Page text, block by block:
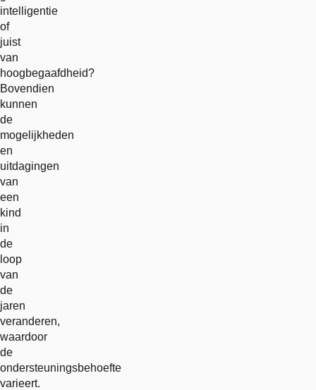
intelligentie
of
juist
van
hoogbegaafdheid?
Bovendien
kunnen
de
mogelijkheden
en
uitdagingen
van
een
kind
in
de
loop
van
de
jaren
veranderen,
waardoor
de
ondersteuningsbehoefte
varieert.